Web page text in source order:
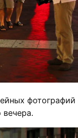
фотографий
вечера.